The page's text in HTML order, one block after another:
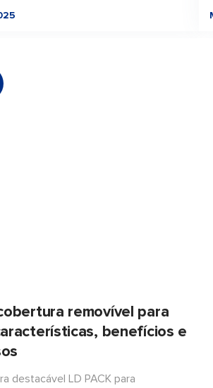
base sólida para o progresso
embalagens recicláveis e preparadas
2026.
removível para
benefícios e
destacável LD PACK para